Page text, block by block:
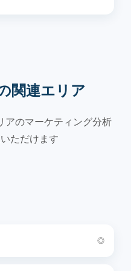
関連エリア
アのマーケティング分析
ただけます
◎